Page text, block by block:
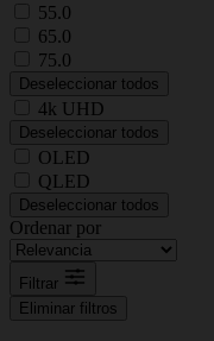
55.0
65.0
75.0
Deseleccionar todos
4k UHD
Deseleccionar todos
OLED
QLED
Deseleccionar todos
Ordenar por
Filtrar
Eliminar filtros